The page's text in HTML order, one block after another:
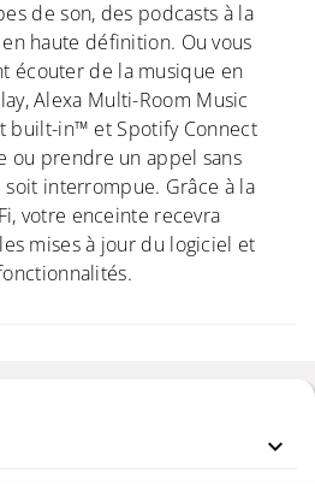
de son, des podcasts à la
haute définition. Ou vous
écouter de la musique en
Alexa Multi-Room Music
built-in™ et Spotify Connect
ou prendre un appel sans
interrompue. Grâce à la
votre enceinte recevra
mises à jour du logiciel et
